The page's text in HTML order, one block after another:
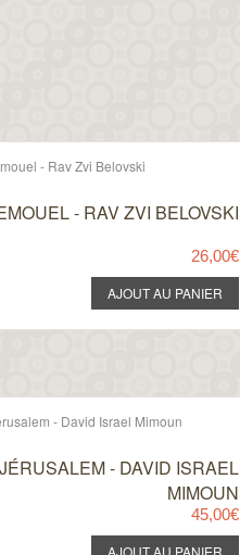
- RAV ZVI BELOVSKI
26,00€
- DAVID ISRAEL
MIMOUN
45,00€